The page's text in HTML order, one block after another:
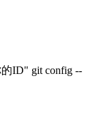
的ID" git config --